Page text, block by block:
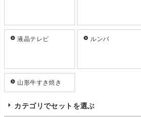
液晶テレビ ルンバ
山形牛すき焼き
カテゴリでセットを選ぶ